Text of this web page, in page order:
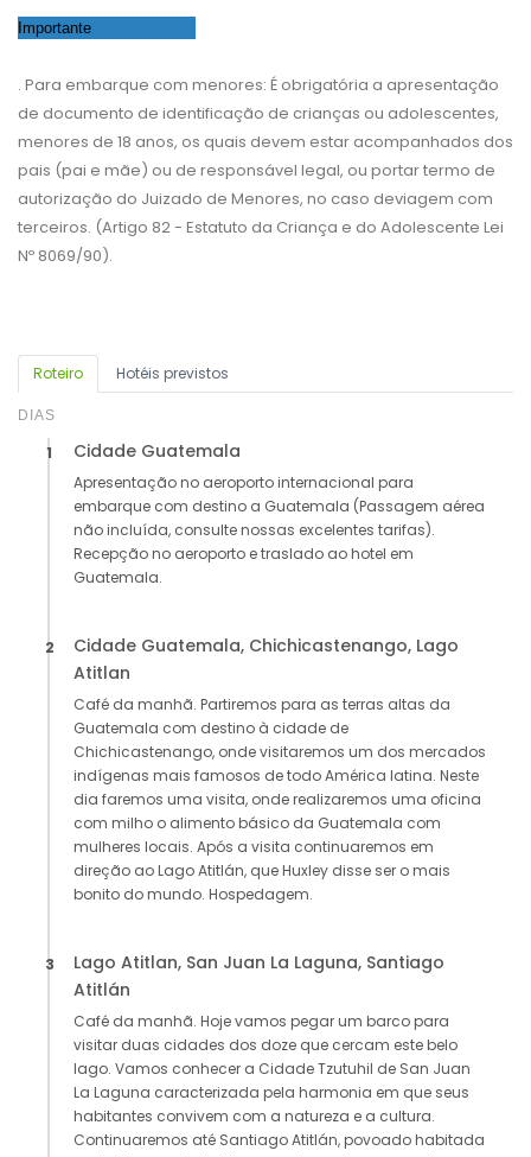
Roteiro Hotéis previstos
DIAS
1 Cidade Guatemala
Apresentação no aeroporto internacional para
embarque com destino a Guatemala (Passagem aérea
não incluída, consulte nossas excelentes tarifas).
Recepção no aeroporto e traslado ao hotel em
Guatemala.
2
Cidade Guatemala, Chichicastenango, Lago
Atitlan
Café da manhã. Partiremos para as terras altas da
Guatemala com destino à cidade de
Chichicastenango, onde visitaremos um dos mercados
indígenas mais famosos de todo América latina. Neste
dia faremos uma visita, onde realizaremos uma oficina
com milho o alimento básico da Guatemala com
mulheres locais. Após a visita continuaremos em
direção ao Lago Atitlán, que Huxley disse ser o mais
bonito do mundo. Hospedagem.
3
Lago Atitlan, San Juan La Laguna, Santiago
Atitlán
Café da manhã. Hoje vamos pegar um barco para
visitar duas cidades dos doze que cercam este belo
lago. Vamos conhecer a Cidade Tzutuhil de San Juan
La Laguna caracterizada pela harmonia em que seus
habitantes convivem com a natureza e a cultura.
Continuaremos até Santiago Atitlán, povoado habitada
Importante
. Para embarque com menores: É obrigatória a apresentação
de documento de identificação de crianças ou adolescentes,
menores de 18 anos, os quais devem estar acompanhados dos
pais (pai e mãe) ou de responsável legal, ou portar termo de
autorização do Juizado de Menores, no caso deviagem com
terceiros. (Artigo 82 - Estatuto da Criança e do Adolescente Lei
Nº 8069/90).